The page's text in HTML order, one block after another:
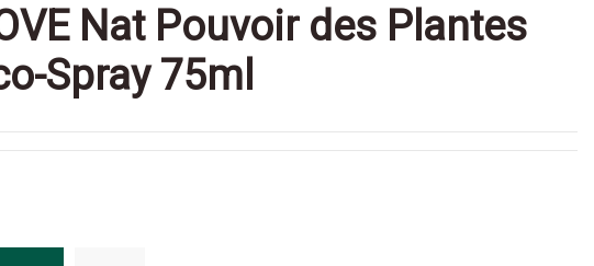
Nat Pouvoir des Plantes
Spray 75ml